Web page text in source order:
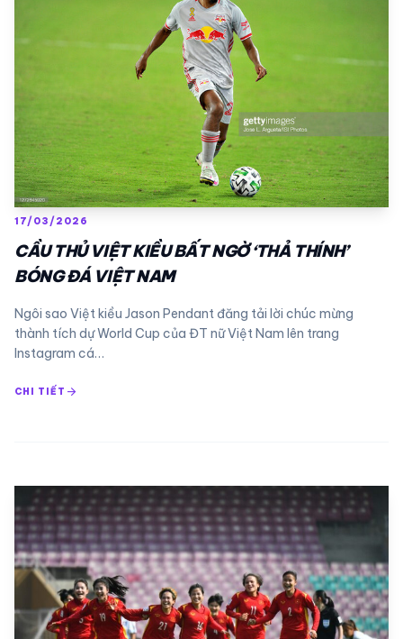
17/03/2026
CẦU THỦ VIỆT KIỀU BẤT NGỜ ‘THẢ THÍNH’
BÓNG ĐÁ VIỆT NAM
Ngôi sao Việt kiều Jason Pendant đăng tải lời chúc mừng
thành tích dự World Cup của ĐT nữ Việt Nam lên trang
Instagram cá…
CHI TIẾT arrow_forward